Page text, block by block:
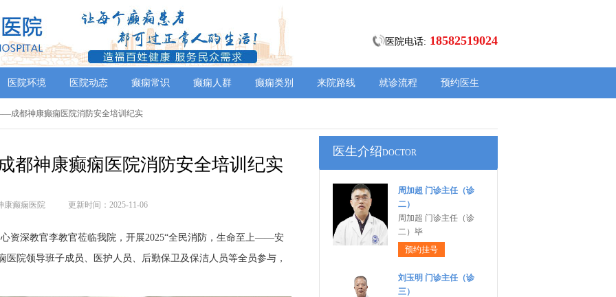
医院电话: 18582519024
医院环境 医院动态 癫痫常识 癫痫人群 癫痫类别 来院路线 就诊流程 预约医生
成都神康癫痫医院消防安全培训纪实
神康癫痫医院消防安全培训纪实
康癫痫医院 更新时间：2025-11-06
资深教官李教官莅临我院，开展2025“全民消防，生命至上——安
医院领导班子成员、医护人员、后勤保卫及保洁人员等全员参与，
医生介绍DOCTOR
周加超 门诊主任（诊
二）
周加超 门诊主任（诊
二）毕
预约挂号
刘玉明 门诊主任（诊
三）